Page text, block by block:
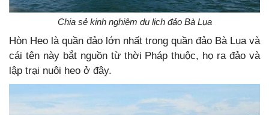
Chia sẻ kinh nghiệm du lịch đảo Bà Lụa
Hòn Heo là quần đảo lớn nhất trong quần đảo Bà Lụa và
cái tên này bắt nguồn từ thời Pháp thuộc, họ ra đảo và
lập trại nuôi heo ở đây.